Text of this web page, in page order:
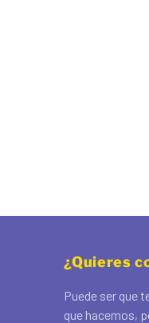
¿Quieres
Puede ser que
que hacemos,